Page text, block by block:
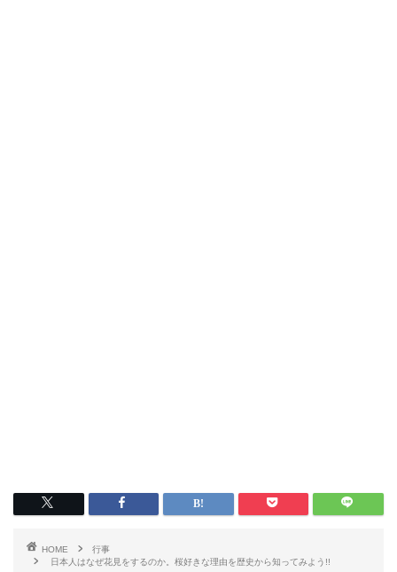
HOME
行事
日本人はなぜ花見をするのか。桜好きな理由を歴史から知ってみよう!!